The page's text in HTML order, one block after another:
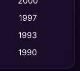
(10)
(75)
1997
1993
1990